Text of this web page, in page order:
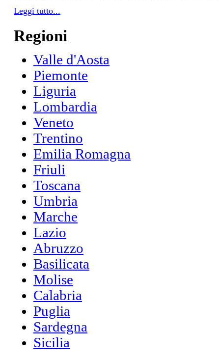
Leggi tutto...
Regioni
Valle d'Aosta
Piemonte
Liguria
Lombardia
Veneto
Trentino
Emilia Romagna
Friuli
Toscana
Umbria
Marche
Lazio
Abruzzo
Basilicata
Molise
Calabria
Puglia
Sardegna
Sicilia